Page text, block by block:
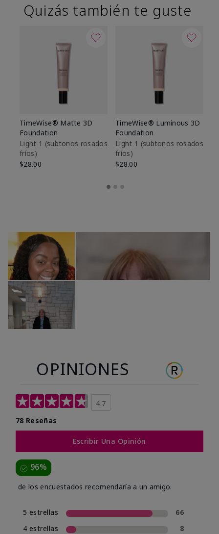
Quizás también te guste
TimeWise® Matte 3D
Foundation
Light 1​ (subtonos rosados
fríos)
$28.00
TimeWise® Luminous 3D
Foundation
Light 1​ (subtonos rosados
fríos)
$28.00
OPINIONES
4.7
78 Reseñas
Escribir Una Opinión
96%
de los encuestados recomendaría a un amigo.
5 estrellas
66
4 estrellas
8